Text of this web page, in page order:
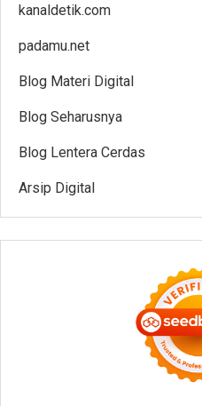
kanaldetik.com
padamu.net
Blog Materi Digital
Blog Seharusnya
Blog Lentera Cerdas
Arsip Digital